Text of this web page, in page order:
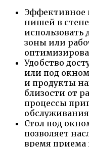
Эффективное
нишей в
использовать
зоны или
Удобство
или под
и продукты
близости от
процессы
обслуживания
Стол под
позволяет
время приема